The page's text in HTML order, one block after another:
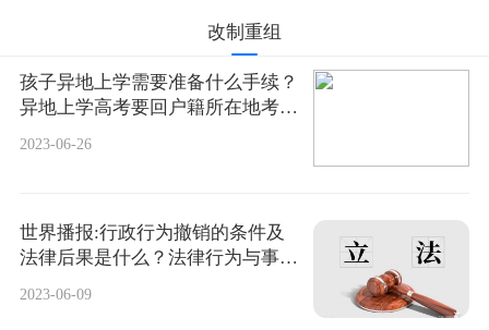
改制重组
孩子异地上学需要准备什么手续？
异地上学高考要回户籍所在地考
2023-06-26
世界播报:行政行为撤销的条件及
法律后果是什么？法律行为与事实
2023-06-09